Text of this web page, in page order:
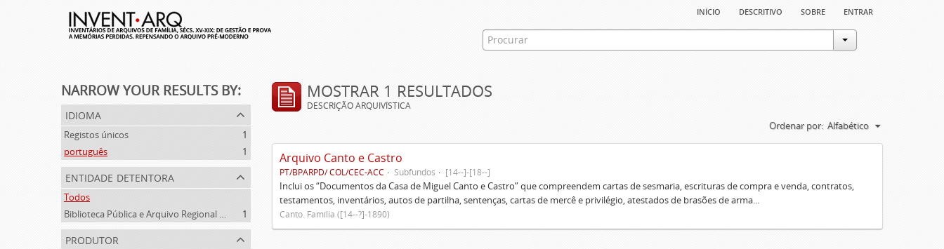
início descritivo sobre entrar
NARROW YOUR RESULTS BY:
idioma
Registos únicos
1
português
1
entidade detentora
Todos
Biblioteca Pública e Arquivo Regional de Ponta Delgada
1
produtor
MOSTRAR 1 RESULTADOS
DESCRIÇÃO ARQUIVÍSTICA
Ordenar por: Alfabético
Arquivo Canto e Castro
PT/BPARPD/ COL/CEC-ACC Subfundos [14--]-[18--]
Inclui os “Documentos da Casa de Miguel Canto e Castro” que compreendem cartas de sesmaria, escrituras de compra e venda, contratos,
testamentos, inventários, autos de partilha, sentenças, cartas de mercê e privilégio, atestados de brasões de arma...
Canto. Família ([14--?]-1890)